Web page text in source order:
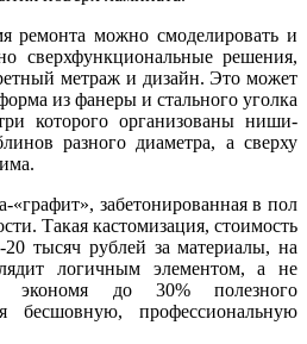
ремонта можно смоделировать и
сверхфункциональные решения,
метраж и дизайн. Это может
из фанеры и стального уголка
которого организованы ниши-
разного диаметра, а сверху
«графит», забетонированная в пол
Такая кастомизация, стоимость
20 тысяч рублей за материалы, на
логичным элементом, а не
экономя до 30% полезного
бесшовную, профессиональную